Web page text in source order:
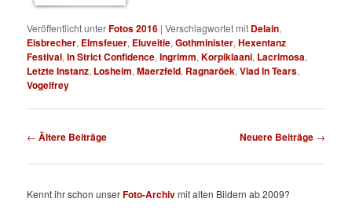
Veröffentlicht unterFotos 2016 |Verschlagwortet mit Delain,
Eisbrecher, Elmsfeuer, Eluveitie,Gothminister,Hexentanz
Festival,In Strict Confidence,Ingrimm,Korpiklaani, Lacrimosa,
Letzte Instanz, Losheim,Maerzfeld, Ragnaröek,Vlad In Tears,
Vogelfrey
Beitragsnavigation
← Ältere Beiträge Neuere Beiträge →
Kennt ihr schon unserFoto-Archivmit alten Bildern ab 2009?